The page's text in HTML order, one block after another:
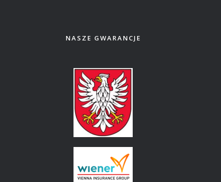
NASZE GWARANCJE